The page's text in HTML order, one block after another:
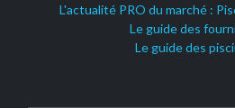
L'actualité PRO du marché :
Le guide des
Le guide des